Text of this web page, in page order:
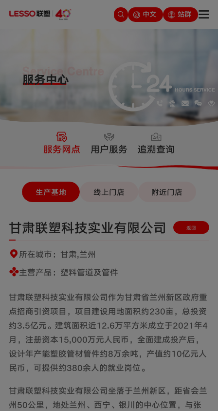
中文 站群
服务网点 用户服务 追溯查询
生产基地 线上门店 附近门店
甘肃联塑科技实业有限公司 返回
所在城市：甘肃,兰州
主营产品：塑料管道及管件
甘肃联塑科技实业有限公司作为甘肃省兰州新区政府重
点招商引资项目，项目建设用地面积约230亩，总投资
约3.5亿元。建筑面积近12.6万平方米成立于2021年4
月，注册资本15,000万元人民币，全面建成投产后，
设计年产能塑胶管材管件约8万余吨，产值约10亿元人
民币，可提供约380余人的就业岗位。
甘肃联塑科技实业有限公司坐落于兰州新区，距省会兰
州50公里，地处兰州、西宁、银川的中心位置，与张